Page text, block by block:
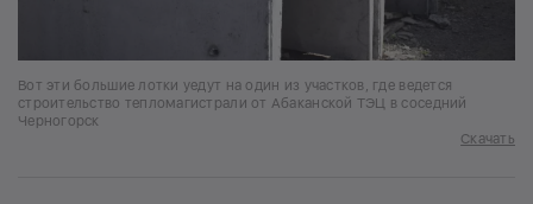
Вот эти большие лотки уедут на один из участков, где ведется
строительство тепломагистрали от Абаканской ТЭЦ в соседний
Черногорск
Скачать